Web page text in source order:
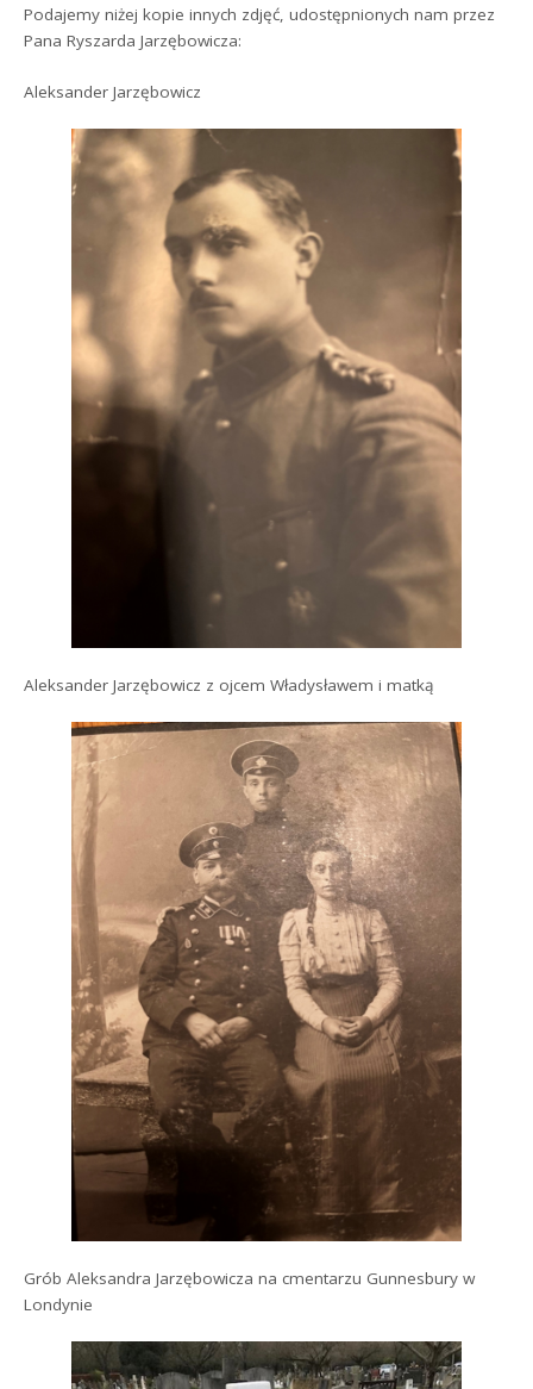
Podajemy niżej kopie innych zdjęć, udostępnionych nam przez
Pana Ryszarda Jarzębowicza:
Aleksander Jarzębowicz
Aleksander Jarzębowicz z ojcem Władysławem i matką
Grób Aleksandra Jarzębowicza na cmentarzu Gunnesbury w
Londynie